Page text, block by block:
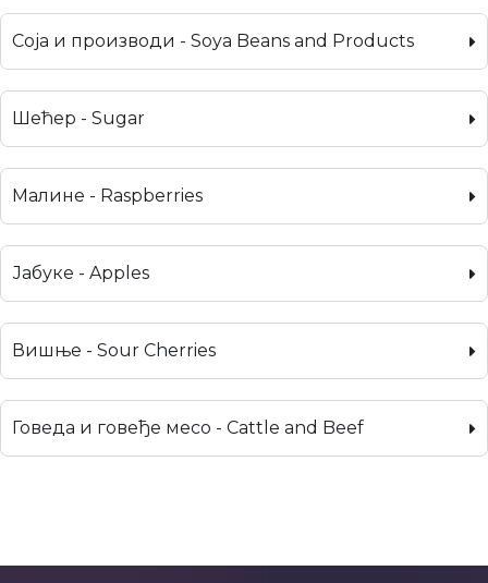
Соја и производи - Soya Beans and Products
Шећер - Sugar
Малине - Raspberries
Јабуке - Apples
Вишње - Sour Cherries
Говеда и говеђе месо - Cattle and Beef